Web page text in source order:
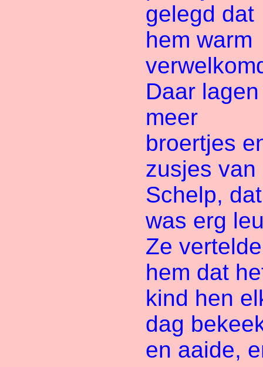
gelegd dat
hem warm
Daar lagen
meer
broertjes
zusjes van
Schelp, dat
was erg
Ze
hem dat
kind hen
dag
en aaide,